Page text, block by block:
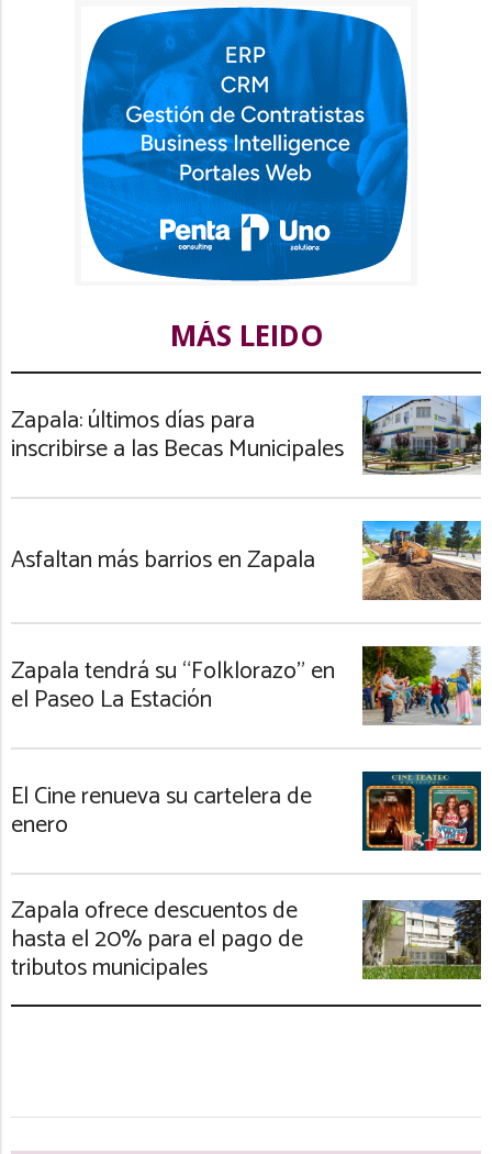
MÁS LEIDO
Zapala: últimos días para
inscribirse a las Becas Municipales
Asfaltan más barrios en Zapala
Zapala tendrá su “Folklorazo” en
el Paseo La Estación
El Cine renueva su cartelera de
enero
Zapala ofrece descuentos de
hasta el 20% para el pago de
tributos municipales